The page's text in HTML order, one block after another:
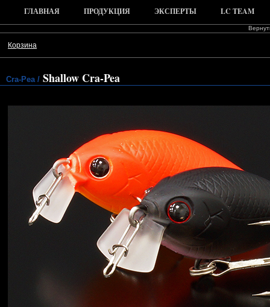
ГЛАВНАЯ ПРОДУКЦИЯ ЭКСПЕРТЫ LC TEAM
Корзина
Cra-Pea / Shallow Cra-Pea